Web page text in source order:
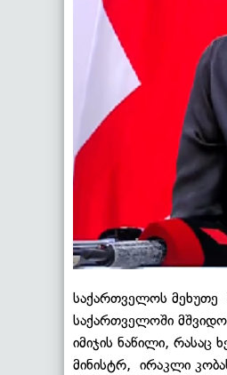
საქართველოს მეხუთე
საქართველოში
იმიჯის ნაწილი,
მინისტრ, ირაკლი